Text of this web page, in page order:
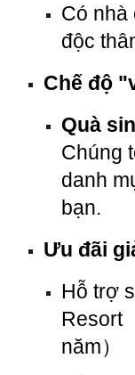
Có nhà
độc
Chế độ
Quà
Chúng
danh
bạn.
Ưu đãi
Hỗ trợ
Resort
năm）